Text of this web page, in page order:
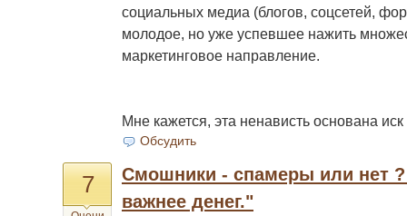
социальных медиа (блогов, соцсетей,
молодое, но уже успевшее нажить
маркетинговое направление.
Мне кажется, эта ненависть основана иск
Обсудить
7
Смошники - спамеры или нет ?
важнее денег."